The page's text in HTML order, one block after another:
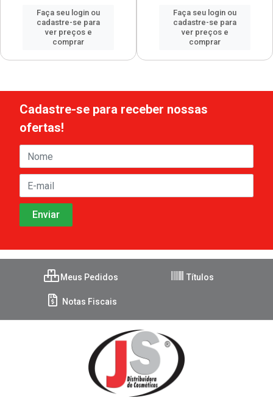
Faça seu login ou
cadastre-se para
ver preços e
comprar
Faça seu login ou
cadastre-se para
ver preços e
comprar
Cadastre-se para receber nossas
ofertas!
Meus Pedidos Títulos
Notas Fiscais